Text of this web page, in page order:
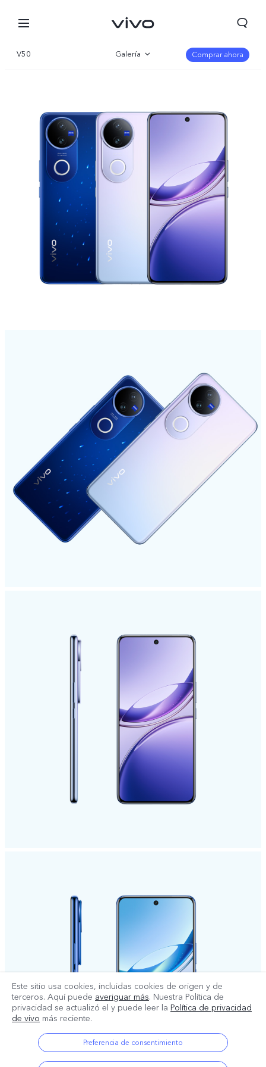
V50 Galería
Especificaciones
Comprar ahora
Este sitio usa cookies, incluidas cookies de origen y de
terceros. Aquí puede averiguar más. Nuestra Política de
privacidad se actualizó el y puede leer la Política de privacidad
de vivo más reciente.
Preferencia de consentimiento